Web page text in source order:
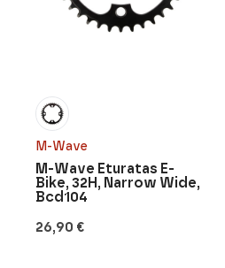
M-Wave
26,90 €
M-Wave Eturatas E-
Bike, 32H, Narrow Wide,
Bcd104